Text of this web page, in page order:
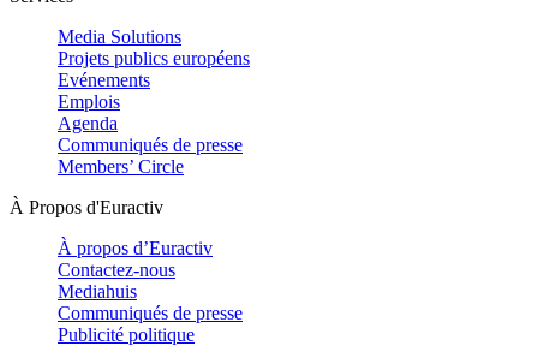
Media Solutions
Projets publics européens
Evénements
Emplois
Agenda
Communiqués de presse
Members’ Circle
À Propos d'Euractiv
À propos d’Euractiv
Contactez-nous
Mediahuis
Communiqués de presse
Publicité politique